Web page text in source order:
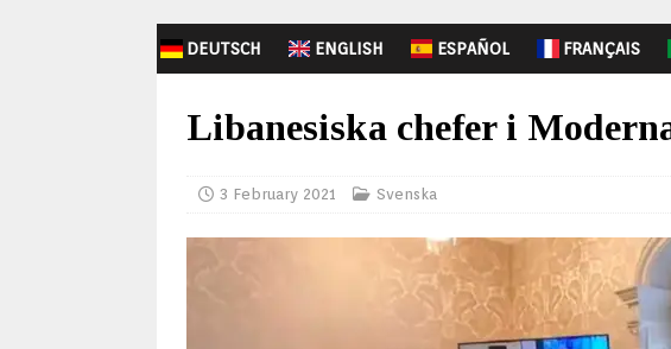
DEUTSCH ENGLISH ESPAÑOL FRANÇAIS
Libanesiska chefer i
3 February 2021 Svenska